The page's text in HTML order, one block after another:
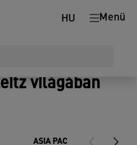
Menü
HU
világában
ASIA PACIFIC